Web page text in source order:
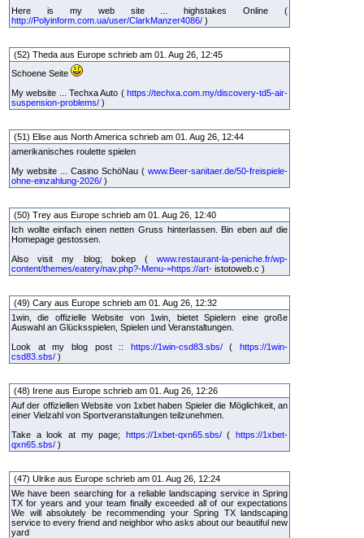
Here is my web site ... highstakes Online (
http://Polyinform.com.ua/user/ClarkManzer4086/ )
(52) Theda aus Europe schrieb am 01. Aug 26, 12:45
Schoene Seite
My website ... Techxa Auto ( https://techxa.com.my/discovery-td5-air-
suspension-problems/ )
(51) Elise aus North America schrieb am 01. Aug 26, 12:44
amerikanisches roulette spielen
My website ... Casino SchöNau ( www.Beer-sanitaer.de/50-freispiele-
ohne-einzahlung-2026/ )
(50) Trey aus Europe schrieb am 01. Aug 26, 12:40
Ich wollte einfach einen netten Gruss hinterlassen. Bin eben auf die
Homepage gestossen.
Also visit my blog; bokep ( www.restaurant-la-peniche.fr/wp-
content/themes/eatery/nav.php?-Menu-=https://art- istotoweb.c )
(49) Cary aus Europe schrieb am 01. Aug 26, 12:32
1win, die offizielle Website von 1win, bietet Spielern eine große
Auswahl an Glücksspielen, Spielen und Veranstaltungen.
Look at my blog post :: https://1win-csd83.sbs/( https://1win-
csd83.sbs/ )
(48) Irene aus Europe schrieb am 01. Aug 26, 12:26
Auf der offiziellen Website von 1xbet haben Spieler die Möglichkeit, an
einer Vielzahl von Sportveranstaltungen teilzunehmen.
Take a look at my page; https://1xbet-qxn65.sbs/( https://1xbet-
qxn65.sbs/ )
(47) Ulrike aus Europe schrieb am 01. Aug 26, 12:24
We have been searching for a reliable landscaping service in Spring
TX for years and your team finally exceeded all of our expectations
We will absolutely be recommending your Spring TX landscaping
service to every friend and neighbor who asks about our beautiful new
yard